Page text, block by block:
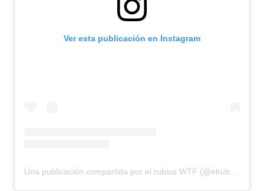
Ver esta publicación en Instagram